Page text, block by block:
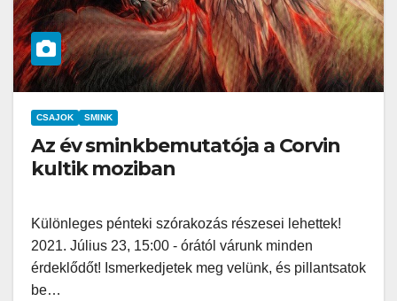
CSAJOK SMINK
Az év sminkbemutatója a Corvin
kultik moziban
Különleges pénteki szórakozás részesei lehettek!
2021. Július 23, 15:00 - órától várunk minden
érdeklődőt! Ismerkedjetek meg velünk, és pillantsatok
be…